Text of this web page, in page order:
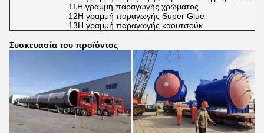
11Η γραμμή παραγωγής χρώματος
12Η γραμμή παραγωγής Super Glue
13Η γραμμή παραγωγής καουτσούκ
Συσκευασία του προϊόντος